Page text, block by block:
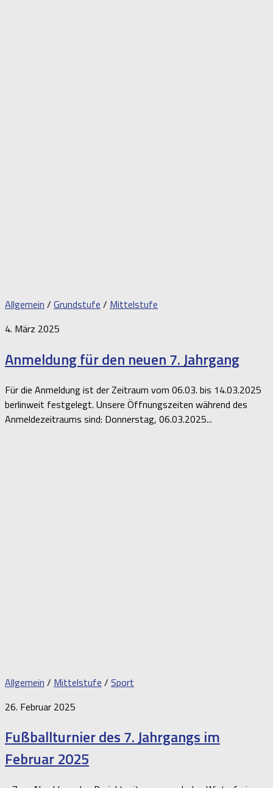
Allgemein / Grundstufe / Mittelstufe
4. März 2025
Anmeldung für den neuen 7. Jahrgang
Für die Anmeldung ist der Zeitraum vom 06.03. bis 14.03.2025
berlinweit festgelegt. Unsere Öffnungszeiten während des
Anmeldezeitraums sind: Donnerstag, 06.03.2025...
Allgemein / Mittelstufe / Sport
26. Februar 2025
Fußballturnier des 7. Jahrgangs im
Februar 2025